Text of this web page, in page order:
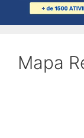
Mapa